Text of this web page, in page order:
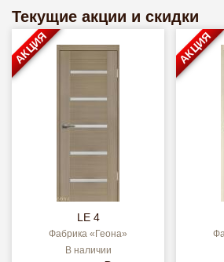
Текущие акции и скидки
LE 4
Фабрика «Геона»
В наличии
АКЦИЯ АКЦИЯ